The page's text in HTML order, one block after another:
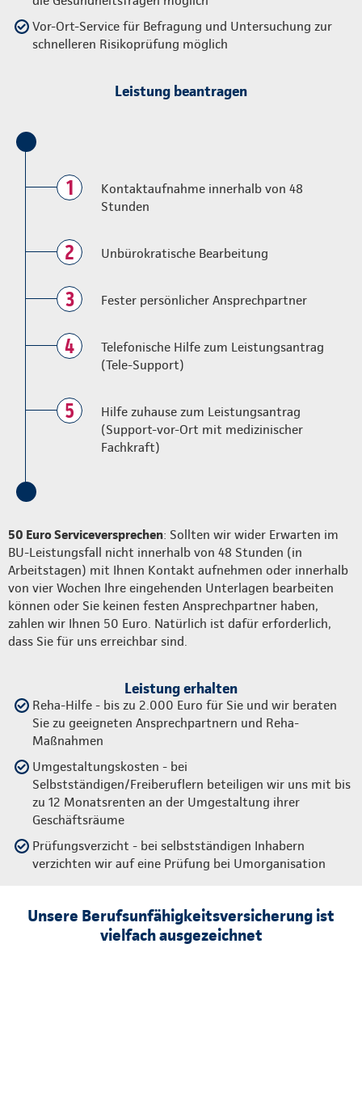
Vor-Ort-Service für Befragung und Untersuchung zur
schnelleren Risikoprüfung möglich
Leistung beantragen
1
Kontaktaufnahme innerhalb von 48
Stunden
2 Unbürokratische Bearbeitung
3 Fester persönlicher Ansprechpartner
4
Telefonische Hilfe zum Leistungsantrag
(Tele-Support)
5
Hilfe zuhause zum Leistungsantrag
(Support-vor-Ort mit medizinischer
Fachkraft)
50 Euro Serviceversprechen: Sollten wir wider Erwarten im
BU-Leistungsfall nicht innerhalb von 48 Stunden (in
Arbeitstagen) mit Ihnen Kontakt aufnehmen oder innerhalb
von vier Wochen Ihre eingehenden Unterlagen bearbeiten
können oder Sie keinen festen Ansprechpartner haben,
zahlen wir Ihnen 50 Euro. Natürlich ist dafür erforderlich,
dass Sie für uns erreichbar sind.
Leistung erhalten
Reha-Hilfe - bis zu 2.000 Euro für Sie und wir beraten
Sie zu geeigneten Ansprechpartnern und Reha-
Maßnahmen
Umgestaltungskosten - bei
Selbstständigen/Freiberuflern beteiligen wir uns mit bis
zu 12 Monatsrenten an der Umgestaltung ihrer
Geschäftsräume
Prüfungsverzicht - bei selbstständigen Inhabern
verzichten wir auf eine Prüfung bei Umorganisation
Unsere Berufsunfähigkeitsversicherung ist
vielfach ausgezeichnet